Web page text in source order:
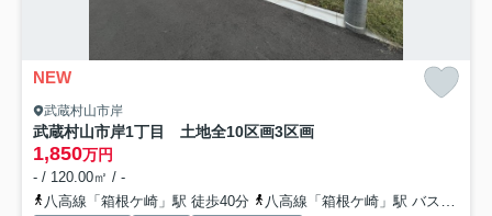
NEW
武蔵村山市岸
武蔵村山市岸1丁目 土地全10区画3区画
1,850万円
- / 120.00㎡ / -
八高線「箱根ケ崎」駅 徒歩40分
八高線「箱根ケ崎」駅 バス7分 「三ツ木地区会館」 停歩3分